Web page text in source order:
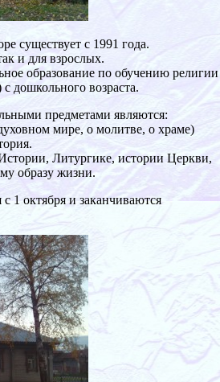
существует с 1991 года.
и для взрослых.
образование по обучению религии
дошкольного возраста.
предметами являются:
мире, о молитве, о храме)
Литургике, истории Церкви,
образу жизни.
1 октября и заканчиваются